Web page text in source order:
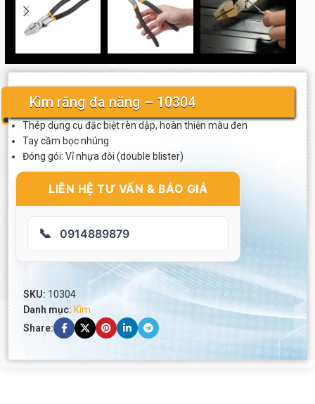
Kìm răng đa năng – 10304
Thép dụng cụ đặc biệt rèn dập, hoàn thiện màu đen
Tay cầm bọc nhúng
Đóng gói: Vỉ nhựa đôi (double blister)
LIÊN HỆ TƯ VẤN & BÁO GIÁ
📞 0914889879
SKU: 10304
Danh mục: Kìm
Share: